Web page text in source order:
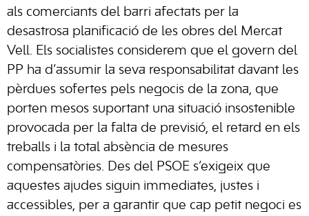
als comerciants del barri afectats per la
desastrosa planificació de les obres del Mercat
Vell. Els socialistes considerem que el govern del
PP ha d’assumir la seva responsabilitat davant les
pèrdues sofertes pels negocis de la zona, que
porten mesos suportant una situació insostenible
provocada per la falta de previsió, el retard en els
treballs i la total absència de mesures
compensatòries. Des del PSOE s’exigeix que
aquestes ajudes siguin immediates, justes i
accessibles, per a garantir que cap petit negoci es